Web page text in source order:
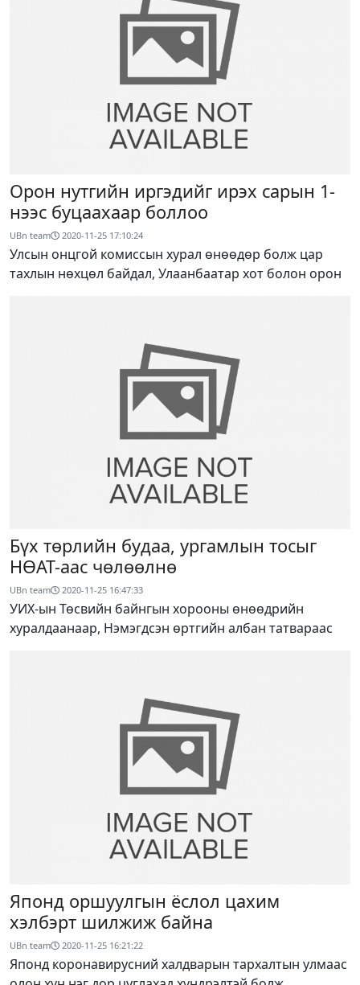
Орон нутгийн иргэдийг ирэх сарын 1-
нээс буцаахаар боллоо
UBn team 2020-11-25 17:10:24
Улсын онцгой комиссын хурал өнөөдөр болж цар
тахлын нөхцөл байдал, Улаанбаатар хот болон орон
Бүх төрлийн будаа, ургамлын тосыг
НӨАТ-аас чөлөөлнө
UBn team 2020-11-25 16:47:33
УИХ-ын Төсвийн байнгын хорооны өнөөдрийн
хуралдаанаар, Нэмэгдсэн өртгийн албан татвараас
Японд оршуулгын ёслол цахим
хэлбэрт шилжиж байна
UBn team 2020-11-25 16:21:22
Японд коронавирусний халдварын тархалтын улмаас